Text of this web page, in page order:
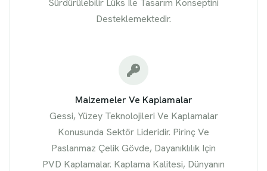
Sürdürülebilir Lüks Ile Tasarım Konseptini
Desteklemektedir.
Malzemeler Ve Kaplamalar
Gessi, Yüzey Teknolojileri Ve Kaplamalar
Konusunda Sektör Lideridir. Pirinç Ve
Paslanmaz Çelik Gövde, Dayanıklılık Için
PVD Kaplamalar. Kaplama Kalitesi, Dünyanın